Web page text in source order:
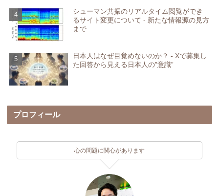
シューマン共振のリアルタイム閲覧ができ
るサイト変更について - 新たな情報源の見方
まで
日本人はなぜ目覚めないのか？ - Xで募集し
た回答から見える日本人の”意識”
プロフィール
心の問題に関心があります